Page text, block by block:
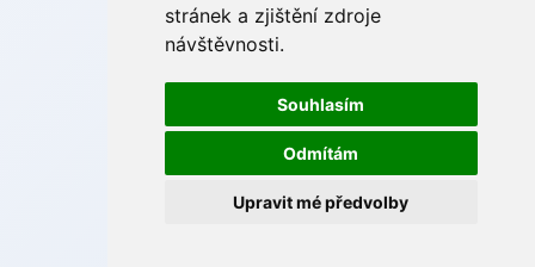
stránek a zjištění zdroje
návštěvnosti.
Souhlasím
Odmítám
Upravit mé předvolby